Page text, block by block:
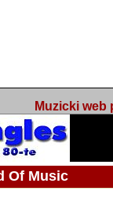
Muzicki web
Of Music